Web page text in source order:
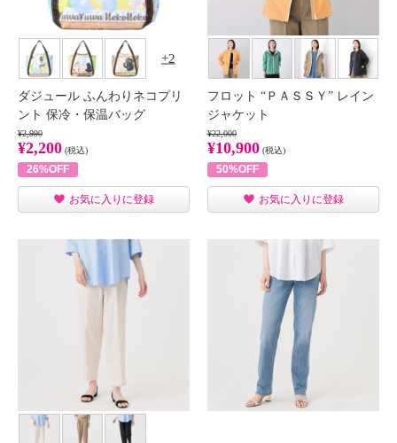
2
ダジュール ふんわりネコプリ
ント 保冷・保温バッグ
¥2,990
¥2,200 (税込)
26%OFF
お気に入りに登録
フロット “ＰＡＳＳＹ” レイン
ジャケット
¥22,000
¥10,900 (税込)
50%OFF
お気に入りに登録